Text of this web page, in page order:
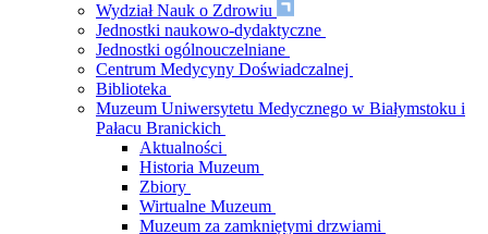
Wydział Nauk o Zdrowiu
Jednostki naukowo-dydaktyczne
Jednostki ogólnouczelniane
Centrum Medycyny Doświadczalnej
Biblioteka
Muzeum Uniwersytetu Medycznego w Białymstoku i
Pałacu Branickich
Aktualności
Historia Muzeum
Zbiory
Wirtualne Muzeum
Muzeum za zamkniętymi drzwiami